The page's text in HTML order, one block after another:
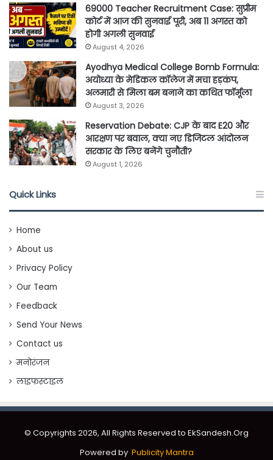
69000 Teacher Recruitment Case: सुप्रीम
कोर्ट में आज की सुनवाई पूरी, अब 11 अगस्त को
होगी अगली सुनवाई
August 4, 2026
Ayodhya Medical College Bomb Formula:
अयोध्या के मेडिकल कॉलेज में मचा हड़कंप,
अलमारी से मिला बम बनाने का कथित फॉर्मूला
August 3, 2026
Reservation Debate: CJP के बाद E20 और
आरक्षण पर बवाल, क्या नए डिजिटल आंदोलन
सरकार के लिए बनेंगे चुनौती?
August 1, 2026
Quick Links
Home
About us
Privacy Policy
Our Team
Feedback
Send Your News
Contact us
मनोरंजन
लाइफस्टाइल
© Copyrights 2026, All Rights Reserved to EkSandesh.Org
Powered by Publicity Mantra